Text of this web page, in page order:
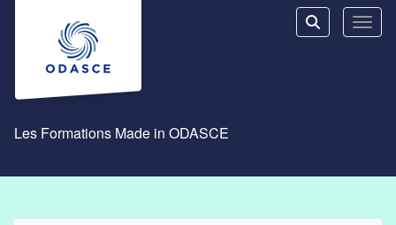
Aller au menu principal
Aller au contenu principal
Personnaliser l'interface
Rechercher
Les Formations Made in ODASCE